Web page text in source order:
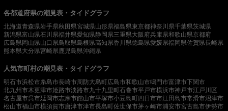
各都道府県の潮見表・タイドグラフ
北海道青森県岩手県秋田県宮城県山形県福島県東京都神奈川県千葉県茨城県
新潟県富山県石川県福井県愛知県静岡県三重県大阪府兵庫県和歌山県京都府
広島県岡山県山口県鳥取県島根県高知県香川県徳島県愛媛県福岡県佐賀県長崎県
熊本県大分県宮崎県鹿児島県沖縄県
人気市町村の潮見表・タイドグラフ
明石市浜松市糸島市長崎市周防大島町広島市和歌山市鳴門市富津市下関市
北九州市木更津市姫路市淡路市九十九里町石巻市平戸市横浜市神戸市江戸川区
名古屋市呉市延岡市志摩市館山市平塚市小豆島町四日市市江田島市常滑市沼津市
松山市福山市横須賀市唐津市津市長島町佐世保市茅ヶ崎市浦安市宮古島市伊勢市